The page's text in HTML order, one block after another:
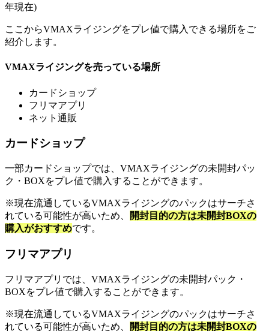
年現在)
ここからVMAXライジングをプレ値で購入できる場所をご
紹介します。
VMAXライジングを売っている場所
カードショップ
フリマアプリ
ネット通販
カードショップ
一部カードショップでは、VMAXライジングの未開封パッ
ク・BOXをプレ値で購入することができます。
※現在流通しているVMAXライジングのパックはサーチさ
れている可能性が高いため、
開封目的の方は未開封BOXの
購入がおすすめです。
フリマアプリ
フリマアプリでは、VMAXライジングの未開封パック・
BOXをプレ値で購入することができます。
※現在流通しているVMAXライジングのパックはサーチさ
れている可能性が高いため、
開封目的の方は未開封BOXの